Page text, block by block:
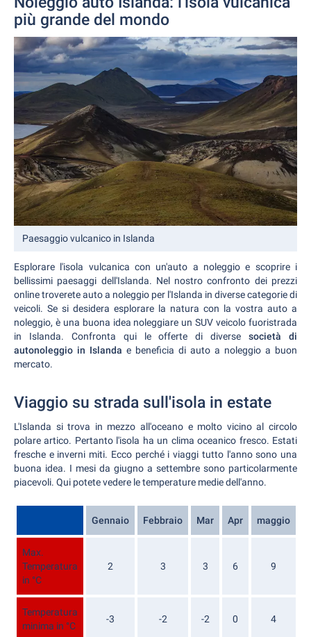
più grande del mondo
Paesaggio vulcanico in Islanda
Esplorare l'isola vulcanica con un'auto a noleggio e scoprire i
bellissimi paesaggi dell'Islanda. Nel nostro confronto dei prezzi
online troverete auto a noleggio per l'Islanda in diverse categorie di
veicoli. Se si desidera esplorare la natura con la vostra auto a
noleggio, è una buona idea noleggiare un SUV veicolo fuoristrada
in Islanda. Confronta qui le offerte di diversesocietà di
autonoleggio in Islanda e beneficia di auto a noleggio a buon
mercato.
Viaggio su strada sull'isola in estate
L'Islanda si trova in mezzo all'oceano e molto vicino al circolo
polare artico. Pertanto l'isola ha un clima oceanico fresco. Estati
fresche e inverni miti. Ecco perché i viaggi tutto l'anno sono una
buona idea. I mesi da giugno a settembre sono particolarmente
piacevoli. Qui potete vedere le temperature medie dell'anno.
Gennaio Febbraio Mar Apr maggio
Max.
Temperatura
in °C
2 3 3 6 9
Temperatura
minima in °C
-3 -2 -2 0 4